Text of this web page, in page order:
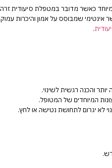
כאשר מדובר במטפלת סיעודית
שמבוסס על אמון והיכרות
.
והכנה רגשית לשינוי.
המיוחדים של המטופל.
לא יגרום לתחושת נטישה או לחץ.